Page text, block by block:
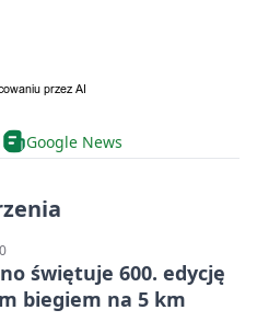
Google News
świętuje 600. edycję
biegiem na 5 km